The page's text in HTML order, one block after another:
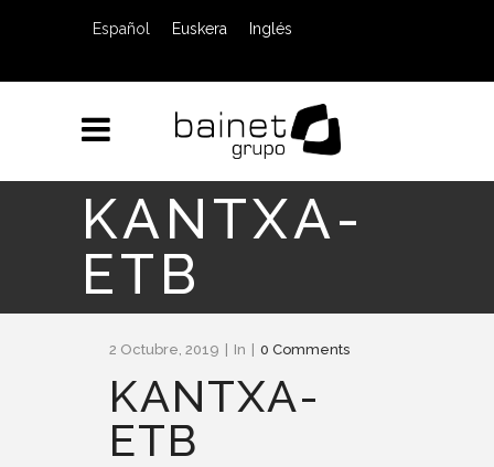
Español Euskera Inglés
KANTXA-
ETB
2 Octubre, 2019 In 0 Comments
KANTXA-
ETB